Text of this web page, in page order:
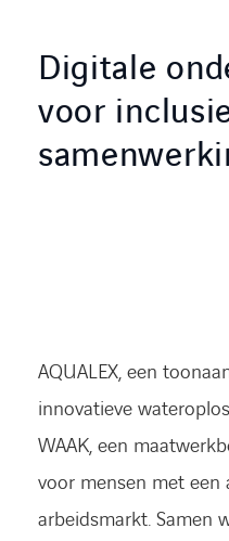
Digitale
voor
AQUALEX, een
innovatieve
WAAK, een
voor mensen met
arbeidsmarkt. Samen